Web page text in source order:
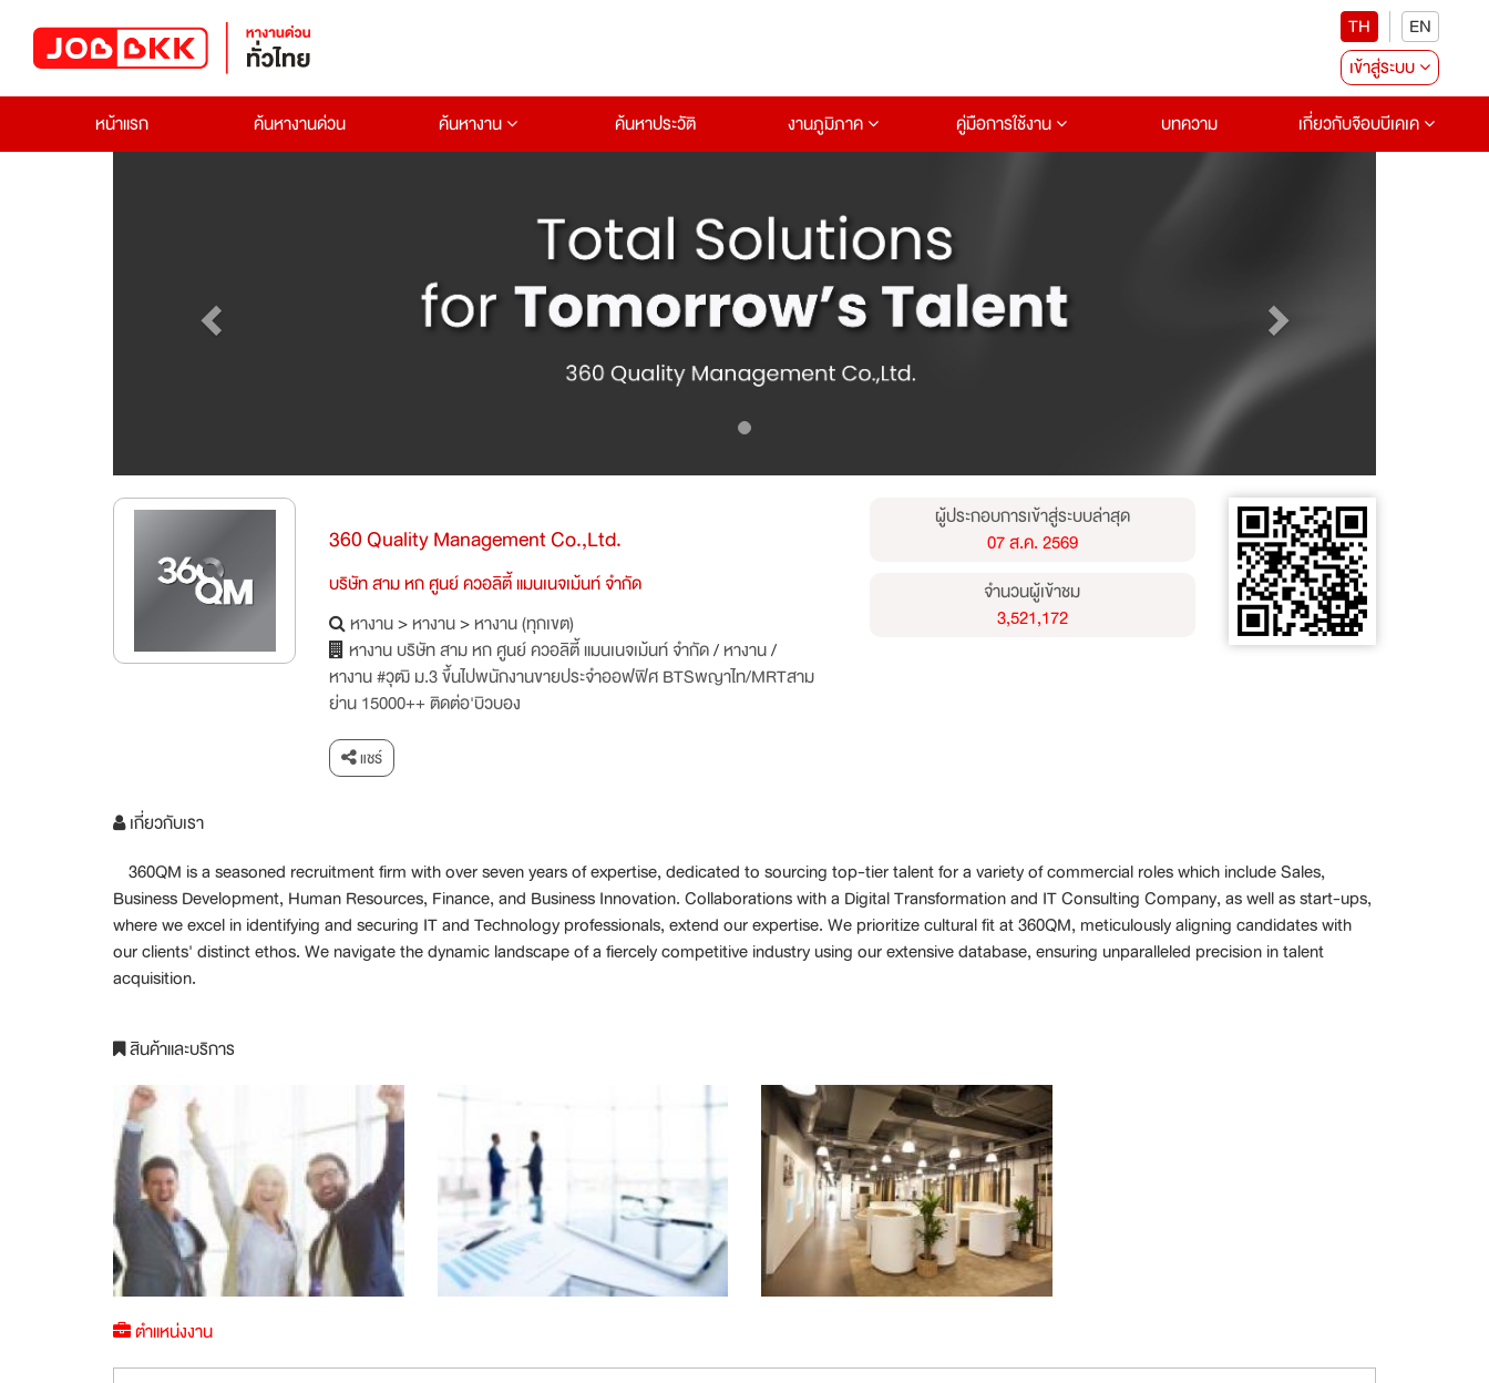
TH
EN
เข้าสู่ระบบ
หน้าแรก
ค้นหางานด่วน ค้นหางาน ค้นหาประวัติ งานภูมิภาค คู่มือการใช้งาน บทความ เกี่ยวกับจ๊อบบีเคเค
360 Quality Management Co.,Ltd.
บริษัท สาม หก ศูนย์ ควอลิตี้ แมนเนจเม้นท์ จำกัด
หางาน>หางาน>หางาน (ทุกเขต)
หางาน บริษัท สาม หก ศูนย์ ควอลิตี้ แมนเนจเม้นท์ จำกัด/หางาน/
หางาน #วุฒิ ม.3 ขึ้นไปพนักงานขายประจำออฟฟิศ BTSพญาไท/MRTสาม
ย่าน 15000++ ติดต่อ'บิวบอง
แชร์
ผู้ประกอบการเข้าสู่ระบบล่าสุด
07 ส.ค. 2569
จำนวนผู้เข้าชม
3,521,172
เกี่ยวกับเรา
360QM is a seasoned recruitment firm with over seven years of expertise, dedicated to sourcing top-tier talent for a variety of commercial roles which include Sales,
Business Development, Human Resources, Finance, and Business Innovation. Collaborations with a Digital Transformation and IT Consulting Company, as well as start-ups,
where we excel in identifying and securing IT and Technology professionals, extend our expertise. We prioritize cultural fit at 360QM, meticulously aligning candidates with
our clients' distinct ethos. We navigate the dynamic landscape of a fiercely competitive industry using our extensive database, ensuring unparalleled precision in talent
acquisition.
สินค้าและบริการ
ตำแหน่งงาน